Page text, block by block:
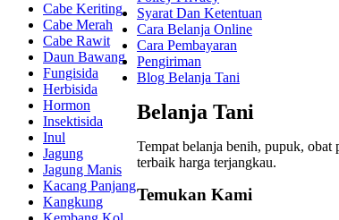
Cabe Keriting
Cabe Merah
Cabe Rawit
Daun Bawang
Fungisida
Herbisida
Hormon
Insektisida
Inul
Jagung
Jagung Manis
Kacang Panjang
Kangkung
Syarat Dan Ketentuan
Cara Belanja Online
Cara Pembayaran
Pengiriman
Blog Belanja Tani
Belanja Tani
Tempat belanja benih, pupuk, obat
terbaik harga terjangkau.
Temukan Kami